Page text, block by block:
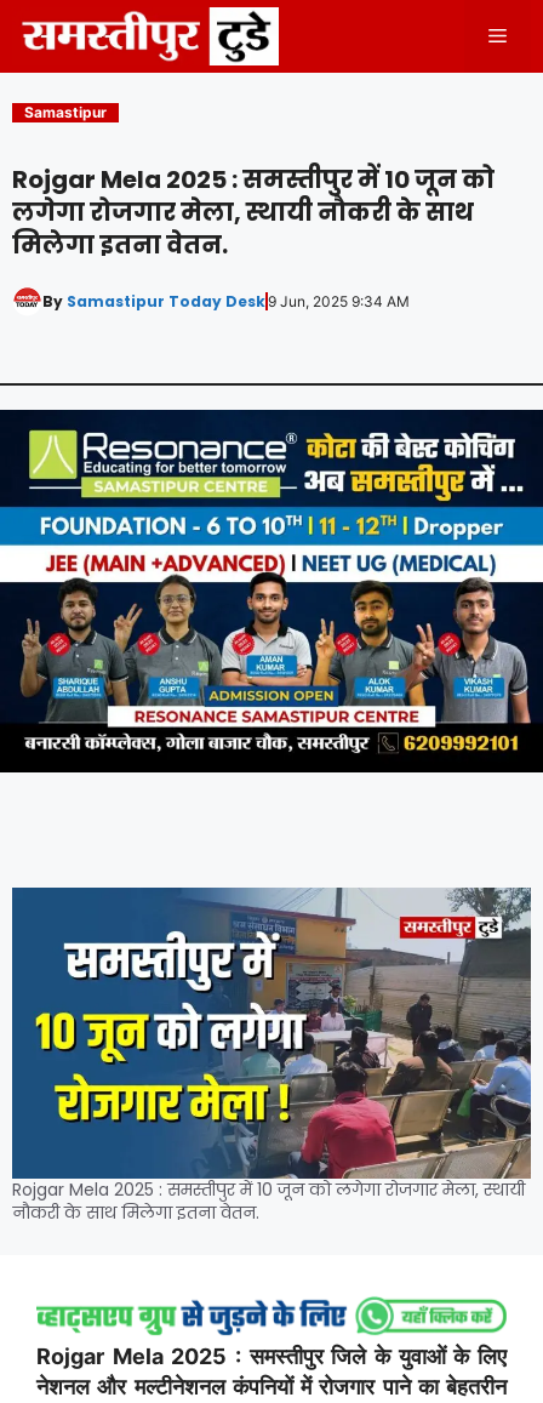
content
Samastipur
Rojgar Mela 2025 : समस्तीपुर में 10 जून को
लगेगा रोजगार मेला, स्थायी नौकरी के साथ
मिलेगा इतना वेतन.
By Samastipur Today Desk9 Jun, 2025 9:34 AM
Rojgar Mela 2025 : समस्तीपुर में 10 जून को लगेगा रोजगार मेला, स्थायी
नौकरी के साथ मिलेगा इतना वेतन.
Rojgar Mela 2025 : समस्तीपुर जिले के युवाओं के लिए
नेशनल और मल्टीनेशनल कंपनियों में रोजगार पाने का बेहतरीन